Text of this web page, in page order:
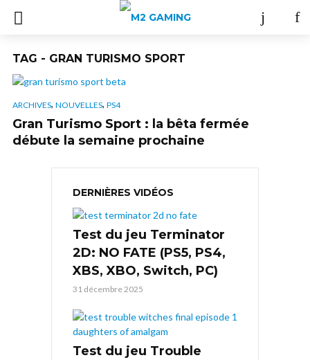
TAG - GRAN TURISMO SPORT
ARCHIVES, NOUVELLES, PS4
Gran Turismo Sport : la bêta fermée
débute la semaine prochaine
DERNIÈRES VIDÉOS
Test du jeu Terminator
2D: NO FATE (PS5, PS4,
XBS, XBO, Switch, PC)
31 décembre 2025
Test du jeu Trouble